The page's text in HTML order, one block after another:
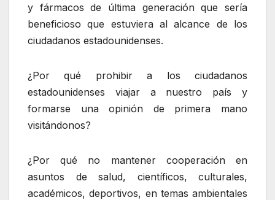
y fármacos de última generación que sería
beneficioso que estuviera al alcance de los
ciudadanos estadounidenses.
¿Por qué prohibir a los ciudadanos
estadounidenses viajar a nuestro país y
formarse una opinión de primera mano
visitándonos?
¿Por qué no mantener cooperación en
asuntos de salud, científicos, culturales,
académicos, deportivos, en temas ambientales